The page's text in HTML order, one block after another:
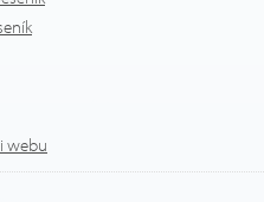
webu